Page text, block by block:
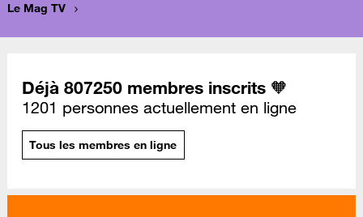
Le Mag TV
Déjà 807250 membres inscrits 🧡
1201 personnes actuellement en ligne
Tous les membres en ligne